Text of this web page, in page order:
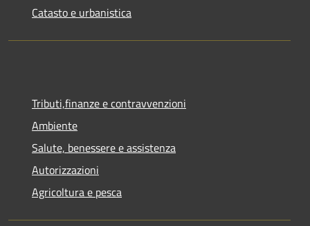
Catasto e urbanistica
Tributi,finanze e contravvenzioni
Ambiente
Salute, benessere e assistenza
Autorizzazioni
Agricoltura e pesca